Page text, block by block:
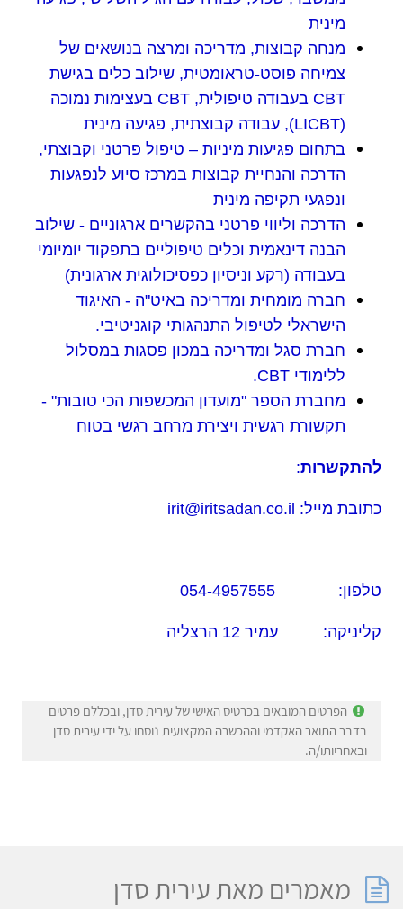
מינית
מנחה קבוצות, מדריכה ומרצה בנושאים של
צמיחה פוסט-טראומטית, שילוב כלים בגישת
CBT בעבודה טיפולית, CBT בעצימות נמוכה
(
LICBT), עבודה קבוצתית, פגיעה מינית
בתחום פגיעות מיניות – טיפול פרטני וקבוצתי,
הדרכה והנחיית קבוצות במרכז סיוע לנפגעות
ונפגעי תקיפה מינית
הדרכה וליווי פרטני בהקשרים ארגוניים - שילוב
הבנה דינאמית וכלים טיפוליים בתפקוד יומיומי
בעבודה (רקע וניסיון כפסיכולוגית ארגונית)
חברה מומחית ומדריכה באיט"ה - האיגוד
הישראלי לטיפול התנהגותי קוגניטיבי.
חברת סגל ומדריכה במכון פסגות במסלול
ללימודי CBT
.
מחברת הספר "מועדון המכשפות הכי טובות" -
תקשורת רגשית ויצירת מרחב רגשי בטוח
להתקשרות:
כתובת מייל: irit@iritsadan.co.il
טלפון: 054-4957555
קליניקה: עמיר 12 הרצליה
הפרטים המובאים בכרטיס האישי של עירית סדן, ובכללם פרטים
בדבר התואר האקדמי וההכשרה המקצועית נוסחו על ידי עירית סדן
ובאחריותו/ה.
מאמרים מאת עירית סדן